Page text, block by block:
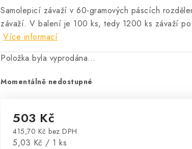
Samolepicí závaží v 60-gramových páscích
závaží. V balení je 100 ks, tedy 1200 ks závaží po
Více informací
Položka byla vyprodána…
Momentálně nedostupné
503 Kč
415,70 Kč bez DPH
Měrná cena:
5,03 Kč / 1 ks